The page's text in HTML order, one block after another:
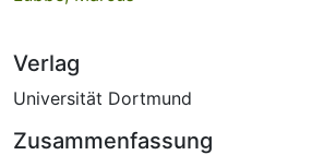
Verlag
Universität Dortmund
Zusammenfassung